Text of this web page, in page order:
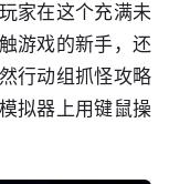
家在这个充满未
游戏的新手，还
行动组抓怪攻略
拟器上用键鼠操